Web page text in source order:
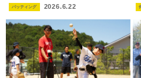
バッティング 2026.6.22